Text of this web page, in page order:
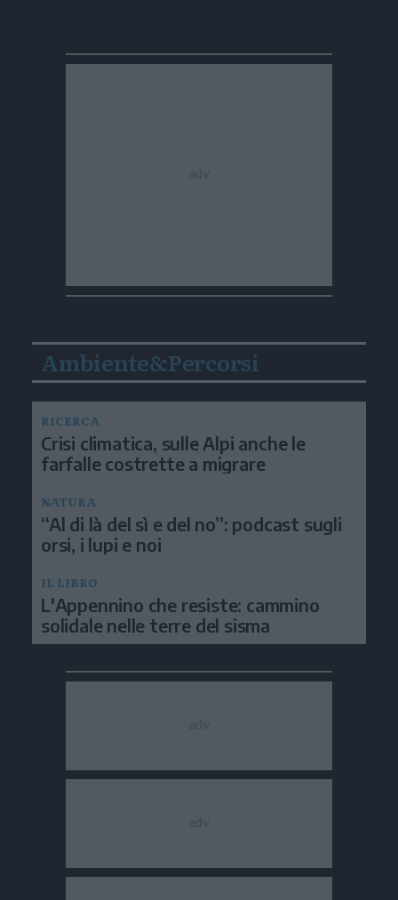
Ambiente&Percorsi
RICERCA
Crisi climatica, sulle Alpi anche le
farfalle costrette a migrare
NATURA
“Al di là del sì e del no”: podcast sugli
orsi, i lupi e noi
IL LIBRO
L'Appennino che resiste: cammino
solidale nelle terre del sisma